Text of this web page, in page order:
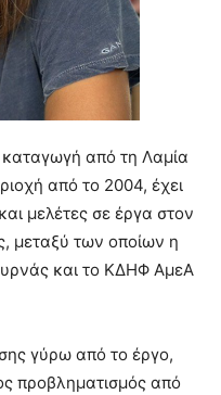
από τη Λαμία
από το 2004, έχει
μελέτες σε έργα στον
μεταξύ των οποίων η
και το ΚΔΗΦ ΑμεΑ
γύρω από το έργο,
προβληματισμός από